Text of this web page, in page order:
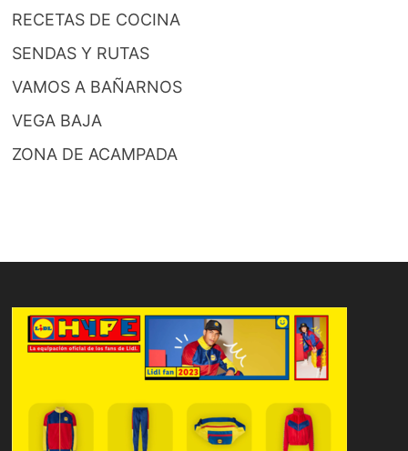
RECETAS DE COCINA
SENDAS Y RUTAS
VAMOS A BAÑARNOS
VEGA BAJA
ZONA DE ACAMPADA